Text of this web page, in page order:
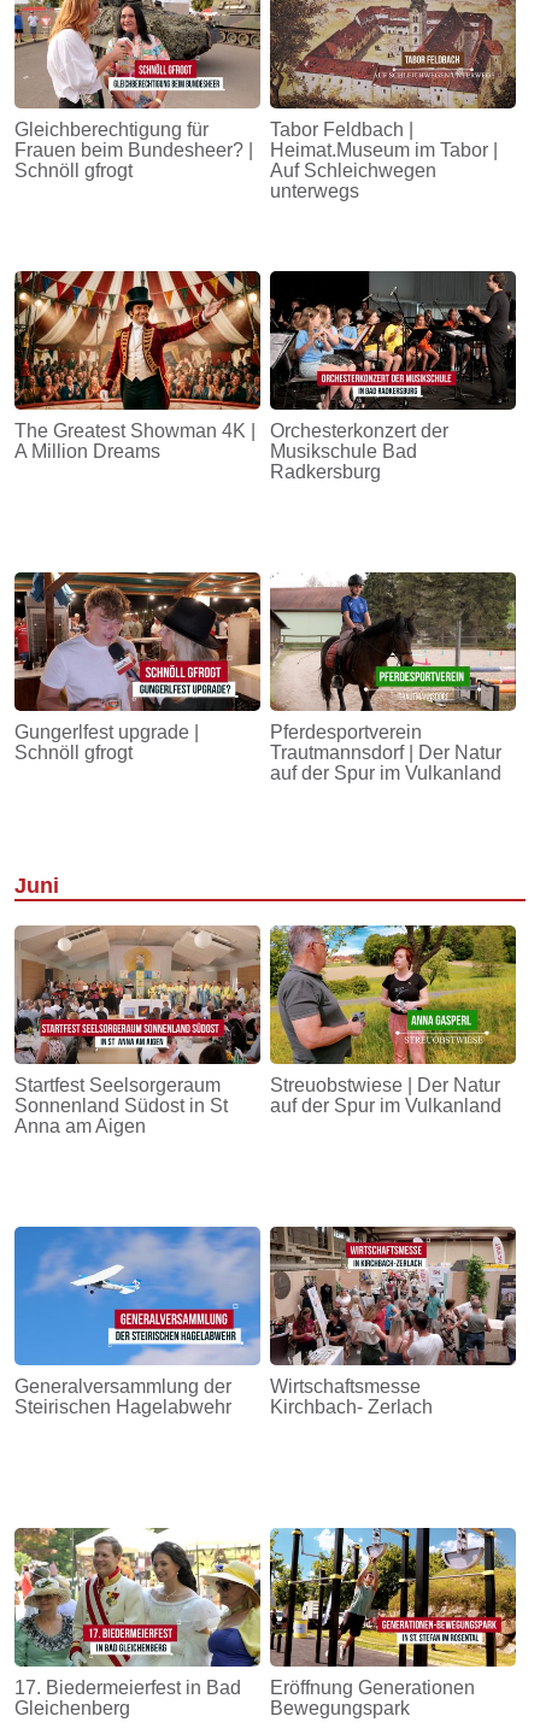
Gleichberechtigung für
Frauen beim Bundesheer? |
Schnöll gfrogt
Tabor Feldbach |
Heimat.Museum im Tabor |
Auf Schleichwegen
unterwegs
The Greatest Showman 4K |
A Million Dreams
Orchesterkonzert der
Musikschule Bad
Radkersburg
Gungerlfest upgrade |
Schnöll gfrogt
Pferdesportverein
Trautmannsdorf | Der Natur
auf der Spur im Vulkanland
Juni
Startfest Seelsorgeraum
Sonnenland Südost in St
Anna am Aigen
Streuobstwiese | Der Natur
auf der Spur im Vulkanland
Generalversammlung der
Steirischen Hagelabwehr
Wirtschaftsmesse
Kirchbach- Zerlach
17. Biedermeierfest in Bad
Gleichenberg
Eröffnung Generationen
Bewegungspark